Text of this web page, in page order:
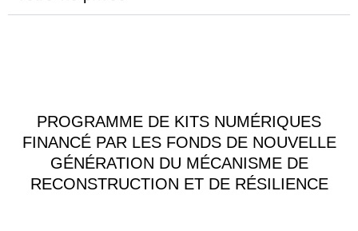
PROGRAMME DE KITS NUMÉRIQUES
FINANCÉ PAR LES FONDS DE NOUVELLE
GÉNÉRATION DU MÉCANISME DE
RECONSTRUCTION ET DE RÉSILIENCE